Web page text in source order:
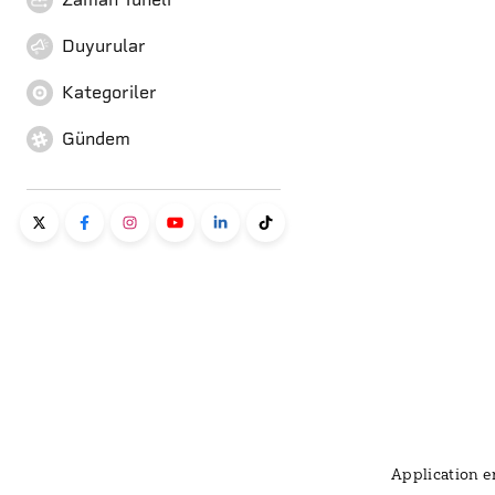
Duyurular
Kategoriler
Gündem
Application